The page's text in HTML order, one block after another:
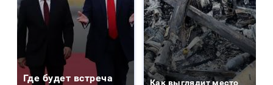
Где будет встреча
Как выглядит место